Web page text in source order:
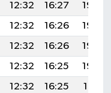
12:32 16:27
19:46
12:32 16:26
19:45
12:32 16:26
19:44
12:32 16:25
19:42
12:32 16:25
19:41